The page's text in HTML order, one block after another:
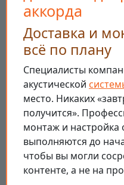
аккорда
Доставка и
всё по плану
Специалисты
акустической
место. Никаких
получится».
монтаж и настройка
выполняются до
чтобы вы могли
контенте, а не на